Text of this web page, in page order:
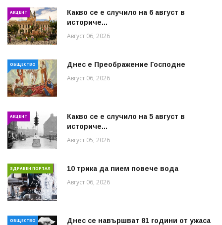
АКЦЕНТ
Какво се е случило на 6 август в
историче...
Август 06, 2026
ОБЩЕСТВО Днес е Преображение Господне
Август 06, 2026
АКЦЕНТ
Какво се е случило на 5 август в
историче...
Август 05, 2026
ЗДРАВЕН ПОРТАЛ 10 трика да пием повече вода
Август 06, 2026
ОБЩЕСТВО
Днес се навършват 81 години от ужаса